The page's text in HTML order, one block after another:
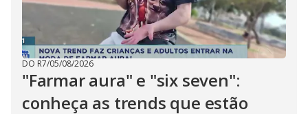
DO R7/05/08/2026
"Farmar aura" e "six seven":
conheça as trends que estão